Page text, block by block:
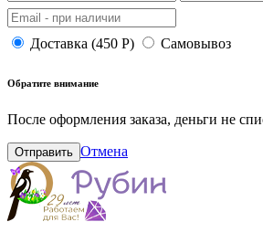
Доставка (450 Р) Самовывоз
Обратите внимание
После оформления заказа, деньги не
Отправить Отмена